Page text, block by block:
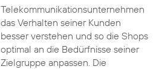
Telekommunikationsunternehmen
das Verhalten seiner Kunden
besser verstehen und so die Shops
optimal an die Bedürfnisse seiner
Zielgruppe anpassen. Die